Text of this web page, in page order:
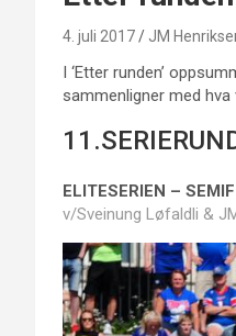
4. juli 2017 JM
I ‘Etter runden’
sammenligner med
ELITESERIEN –
v/Sveinung Løfaldli &